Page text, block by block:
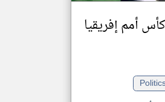
أمم إفريقيا